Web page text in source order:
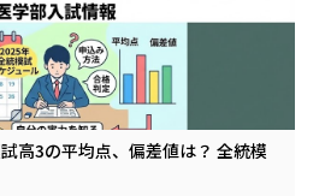
高3の平均点、偏差値は？ 全統模